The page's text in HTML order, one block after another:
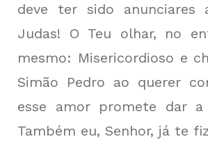
deve ter sido anunciares
Judas! O Teu olhar, no
mesmo: Misericordioso e
Simão Pedro ao querer
esse amor promete dar
Também eu, Senhor, já te